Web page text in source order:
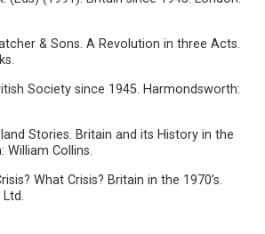
& Sons. A Revolution in three Acts.
Books.
Society since 1945. Harmondsworth:
Stories. Britain and its History in the
William Collins.
What Crisis? Britain in the 1970’s.